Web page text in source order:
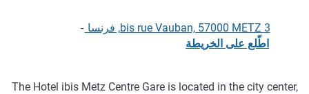
3 bis rue Vauban, 57000 METZ, فرنسا
-
اطّلع على الخريطة
The Hotel ibis Metz Centre Gare is located in the city center,